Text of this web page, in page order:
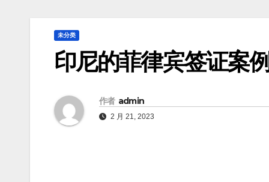
未分类
印尼的菲律宾签证案
作者 admin
2 月 21, 2023